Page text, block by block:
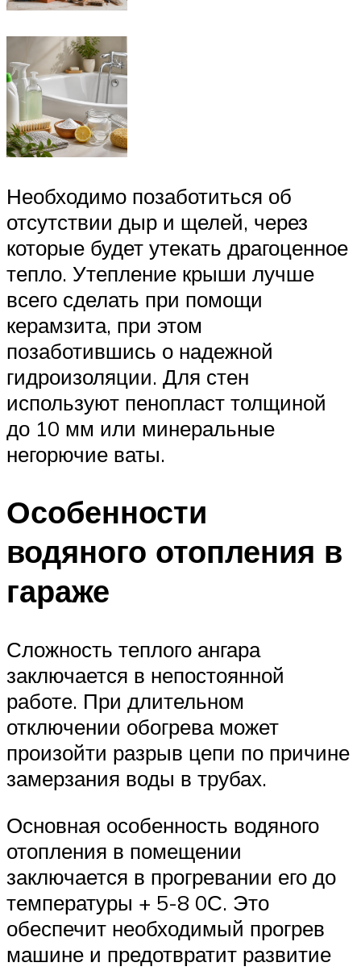
Необходимо позаботиться об
отсутствии дыр и щелей, через
которые будет утекать драгоценное
тепло. Утепление крыши лучше
всего сделать при помощи
керамзита, при этом
позаботившись о надежной
гидроизоляции. Для стен
используют пенопласт толщиной
до 10 мм или минеральные
негорючие ваты.
Особенности
водяного отопления в
гараже
Сложность теплого ангара
заключается в непостоянной
работе. При длительном
отключении обогрева может
произойти разрыв цепи по причине
замерзания воды в трубах.
Основная особенность водяного
отопления в помещении
заключается в прогревании его до
температуры + 5-8 0С. Это
обеспечит необходимый прогрев
машине и предотвратит развитие